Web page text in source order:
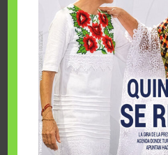
Fairmont Mayakoba y Make-A-
esfuerzos para hacer realidad el